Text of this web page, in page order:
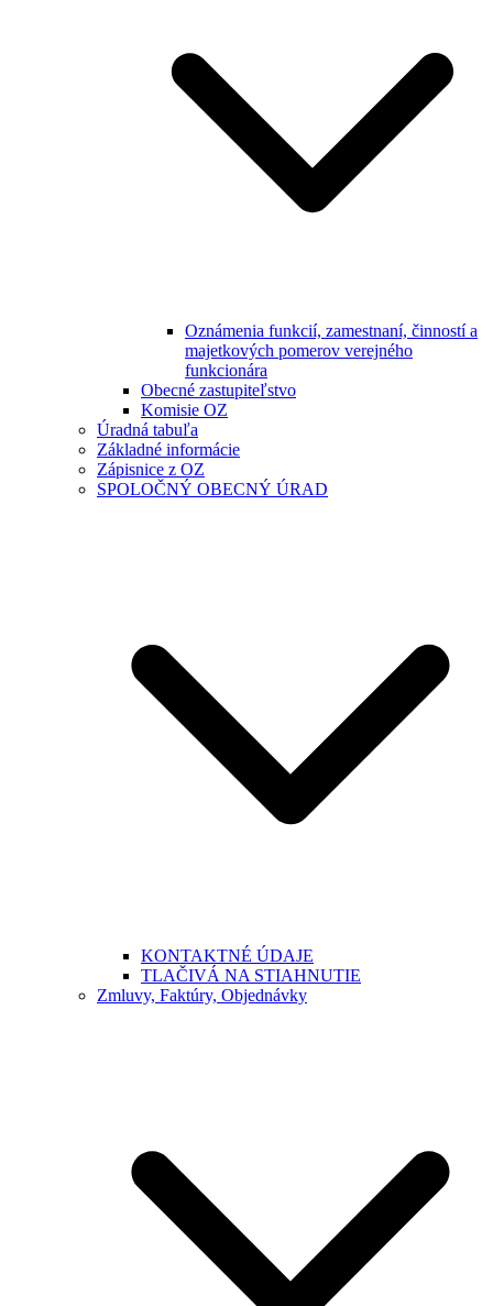
Oznámenia funkcií, zamestnaní, činností a
majetkových pomerov verejného
funkcionára
Obecné zastupiteľstvo
Komisie OZ
Úradná tabuľa
Základné informácie
Zápisnice z OZ
SPOLOČNÝ OBECNÝ ÚRAD
KONTAKTNÉ ÚDAJE
TLAČIVÁ NA STIAHNUTIE
Zmluvy, Faktúry, Objednávky